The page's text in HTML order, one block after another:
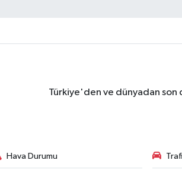
Türkiye'den ve dünyadan son
Hava Durumu